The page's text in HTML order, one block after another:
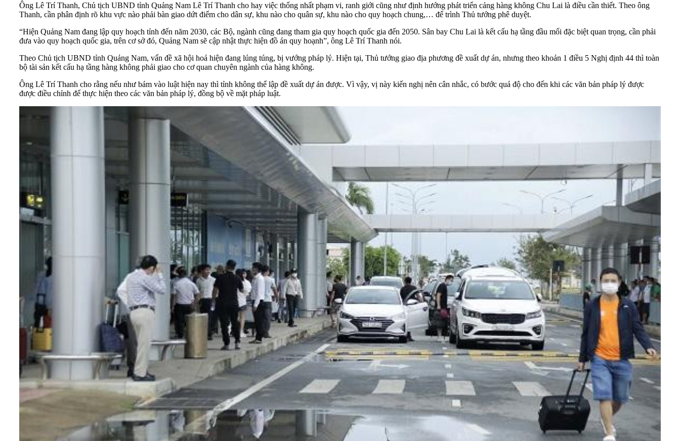
Ông Lê Trí Thanh, Chủ tịch UBND tỉnh Quảng Nam Lê Trí Thanh cho hay việc thống nhất phạm vi, ranh giới cũng như định hướng phát triển cảng hàng không Chu Lai là điều cần thiết. Theo ông
Thanh, cần phân định rõ khu vực nào phải bàn giao dứt điểm cho dân sự, khu nào cho quân sự, khu nào cho quy hoạch chung,… để trình Thủ tướng phê duyệt.
“Hiện Quảng Nam đang lập quy hoạch tỉnh đến năm 2030, các Bộ, ngành cũng đang tham gia quy hoạch quốc gia đến 2050. Sân bay Chu Lai là kết cấu hạ tầng đầu mối đặc biệt quan trọng, cần phải
đưa vào quy hoạch quốc gia, trên cơ sở đó, Quảng Nam sẽ cập nhật thực hiện đồ án quy hoạnh”, ông Lê Trí Thanh nói.
Theo Chủ tịch UBND tỉnh Quảng Nam, vấn đề xã hội hoá hiện đang lúng túng, bị vướng pháp lý. Hiện tại, Thủ tướng giao địa phương đề xuất dự án, nhưng theo khoản 1 điều 5 Nghị định 44 thì toàn
bộ tài sản kết cấu hạ tầng hàng không phải giao cho cơ quan chuyên ngành của hàng không.
Ông Lê Trí Thanh cho rằng nếu như bám vào luật hiện nay thì tỉnh không thể lập đề xuất dự án được. Vì vậy, vị này kiến nghị nên cân nhắc, có bước quá độ cho đến khi các văn bản pháp lý được
được điều chỉnh để thực hiện theo các văn bản pháp lý, đồng bộ về mặt pháp luật.